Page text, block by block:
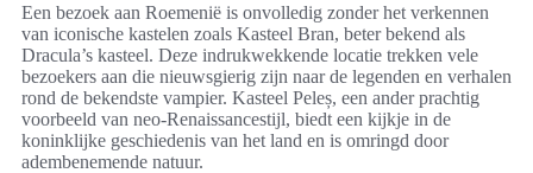
Een bezoek aan Roemenië is onvolledig zonder het verkennen
van iconische kastelen zoals Kasteel Bran, beter bekend als
Dracula’s kasteel. Deze indrukwekkende locatie trekken vele
bezoekers aan die nieuwsgierig zijn naar de legenden en verhalen
rond de bekendste vampier. Kasteel Peleș, een ander prachtig
voorbeeld van neo-Renaissancestijl, biedt een kijkje in de
koninklijke geschiedenis van het land en is omringd door
adembenemende natuur.